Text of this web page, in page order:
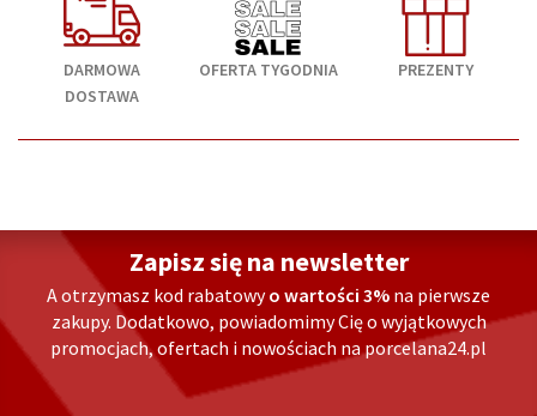
DARMOWA
DOSTAWA
OFERTA TYGODNIA PREZENTY
Zapisz się na newsletter
A otrzymasz kod rabatowyo wartości 3% na pierwsze
zakupy. Dodatkowo, powiadomimy Cię o wyjątkowych
promocjach, ofertach i nowościach na porcelana24.pl